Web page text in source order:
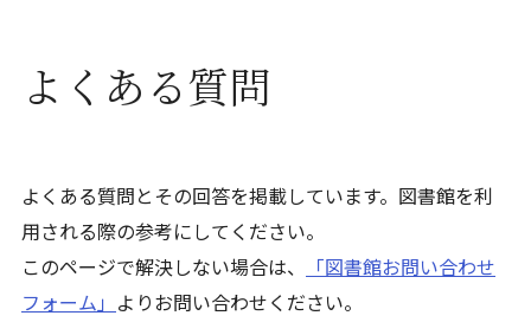
よくある質問
よくある質問とその回答を掲載しています。図書館を利
用される際の参考にしてください。
このページで解決しない場合は、
「図書館お問い合わせ
フォーム」 よりお問い合わせください。